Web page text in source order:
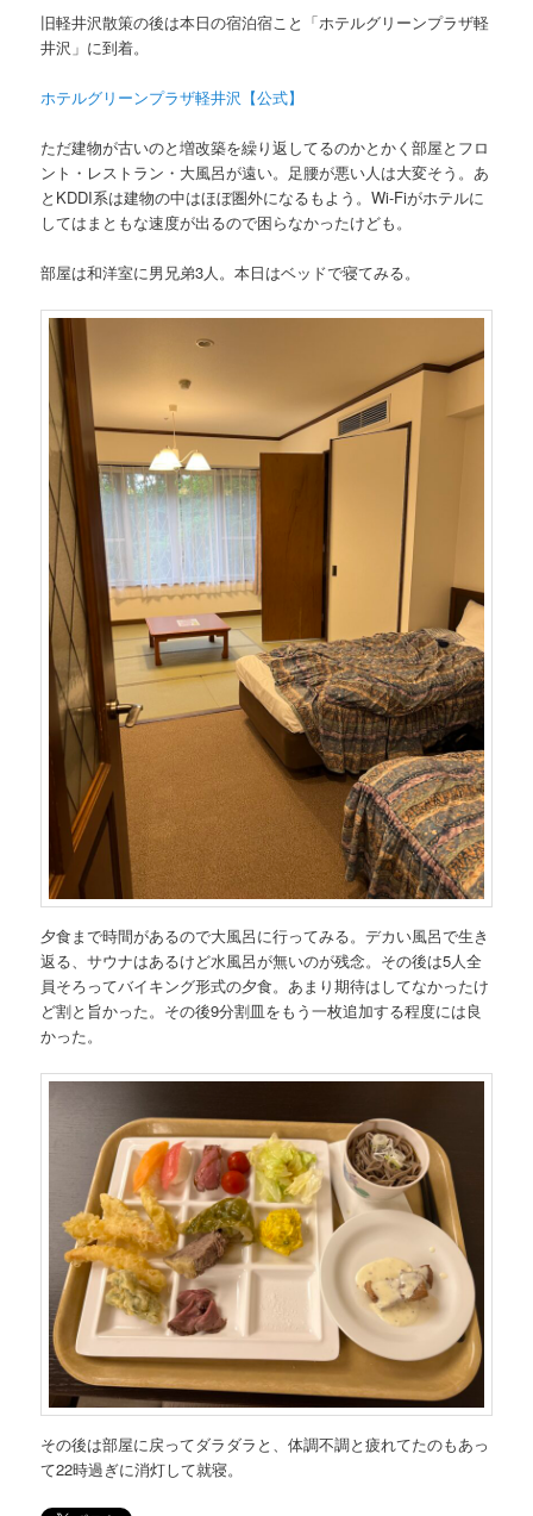
旧軽井沢散策の後は本日の宿泊宿こと「ホテルグリーンプラザ軽
井沢」に到着。
ホテルグリーンプラザ軽井沢【公式】
ただ建物が古いのと増改築を繰り返してるのかとかく部屋とフロ
ント・レストラン・大風呂が遠い。足腰が悪い人は大変そう。あ
とKDDI系は建物の中はほぼ圏外になるもよう。Wi-Fiがホテルに
してはまともな速度が出るので困らなかったけども。
部屋は和洋室に男兄弟3人。本日はベッドで寝てみる。
夕食まで時間があるので大風呂に行ってみる。デカい風呂で生き
返る、サウナはあるけど水風呂が無いのが残念。その後は5人全
員そろってバイキング形式の夕食。あまり期待はしてなかったけ
ど割と旨かった。その後9分割皿をもう一枚追加する程度には良
かった。
その後は部屋に戻ってダラダラと、体調不調と疲れてたのもあっ
て22時過ぎに消灯して就寝。